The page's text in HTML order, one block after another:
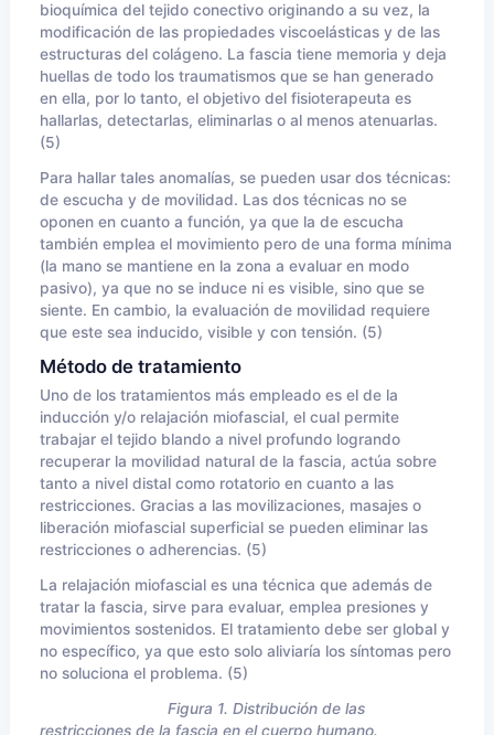
bioquímica del tejido conectivo originando a su vez, la
modificación de las propiedades viscoelásticas y de las
estructuras del colágeno. La fascia tiene memoria y deja
huellas de todo los traumatismos que se han generado
en ella, por lo tanto, el objetivo del fisioterapeuta es
hallarlas, detectarlas, eliminarlas o al menos atenuarlas.
(5)
Para hallar tales anomalías, se pueden usar dos técnicas:
de escucha y de movilidad. Las dos técnicas no se
oponen en cuanto a función, ya que la de escucha
también emplea el movimiento pero de una forma mínima
(la mano se mantiene en la zona a evaluar en modo
pasivo), ya que no se induce ni es visible, sino que se
siente. En cambio, la evaluación de movilidad requiere
que este sea inducido, visible y con tensión. (5)
Método de tratamiento
Uno de los tratamientos más empleado es el de la
inducción y/o relajación miofascial, el cual permite
trabajar el tejido blando a nivel profundo logrando
recuperar la movilidad natural de la fascia, actúa sobre
tanto a nivel distal como rotatorio en cuanto a las
restricciones. Gracias a las movilizaciones, masajes o
liberación miofascial superficial se pueden eliminar las
restricciones o adherencias. (5)
La relajación miofascial es una técnica que además de
tratar la fascia, sirve para evaluar, emplea presiones y
movimientos sostenidos. El tratamiento debe ser global y
no específico, ya que esto solo aliviaría los síntomas pero
no soluciona el problema. (5)
Figura 1. Distribución de las
restricciones de la fascia en el cuerpo humano.